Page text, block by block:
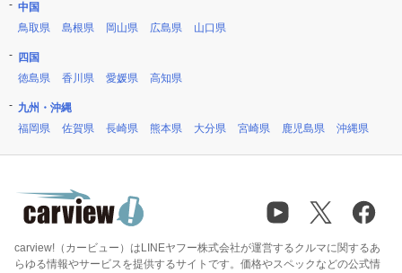
中国
鳥取県
島根県 岡山県 広島県 山口県
四国
徳島県
香川県 愛媛県 高知県
九州・沖縄
福岡県
佐賀県 長崎県 熊本県 大分県 宮崎県 鹿児島県 沖縄県
carview!（カービュー）はLINEヤフー株式会社が運営するクルマに関するあ
らゆる情報やサービスを提供するサイトです。価格やスペックなどの公式情